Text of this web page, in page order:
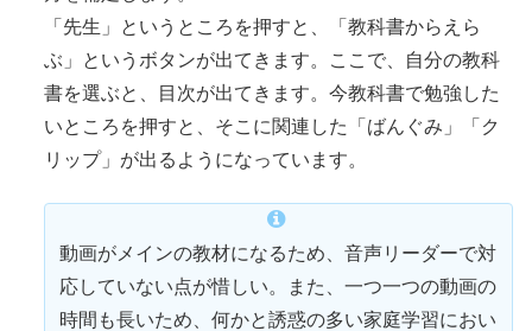
「先生」というところを押すと、「教科書からえら
ぶ」というボタンが出てきます。ここで、自分の教科
書を選ぶと、目次が出てきます。今教科書で勉強した
いところを押すと、そこに関連した「ばんぐみ」「ク
リップ」が出るようになっています。
動画がメインの教材になるため、音声リーダーで対
応していない点が惜しい。また、一つ一つの動画の
時間も長いため、何かと誘惑の多い家庭学習におい